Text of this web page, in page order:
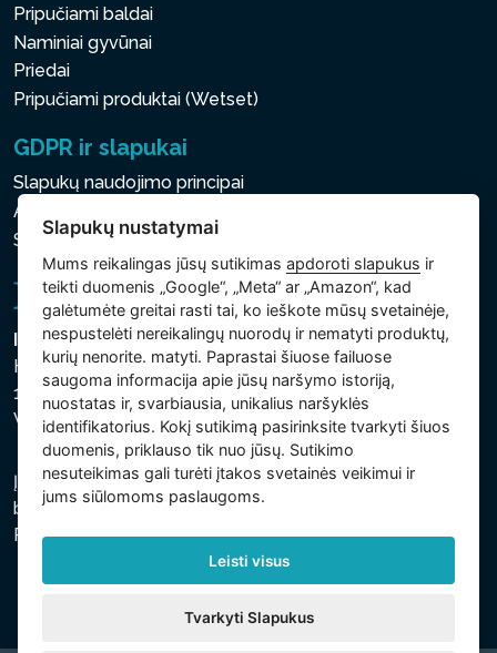
Pripučiami baldai
Naminiai gyvūnai
Priedai
Pripučiami produktai (Wetset)
GDPR ir slapukai
Slapukų naudojimo principai
Asmens ir kitų tvarkomų duomenų apsaugos politika
Slapukų nustatymai
Intex Trading, s.r.o.
Hradecká 2526/3
130 00 Praha 3
Vinohrady - Česká republika
Įmonė įregistruota Prahos miesto teisme, C skyriuje,
bylos numeris 74759. regsitracijos numeris: 26150808,
PVM kodas: CZ26150808.
Slapukų nustatymai
Mums reikalingas jūsų sutikimasapdoroti slapukus ir
teikti duomenis „Google“, „Meta“ ar „Amazon“, kad
galėtumėte greitai rasti tai, ko ieškote mūsų svetainėje,
nespustelėti nereikalingų nuorodų ir nematyti produktų,
kurių nenorite. matyti. Paprastai šiuose failuose
saugoma informacija apie jūsų naršymo istoriją,
nuostatas ir, svarbiausia, unikalius naršyklės
identifikatorius. Kokį sutikimą pasirinksite tvarkyti šiuos
duomenis, priklauso tik nuo jūsų. Sutikimo
nesuteikimas gali turėti įtakos svetainės veikimui ir
jums siūlomoms paslaugoms.
Leisti visus
Tvarkyti Slapukus